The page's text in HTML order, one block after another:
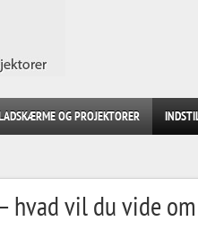
OG PROJEKTORER
hvad vil du vide